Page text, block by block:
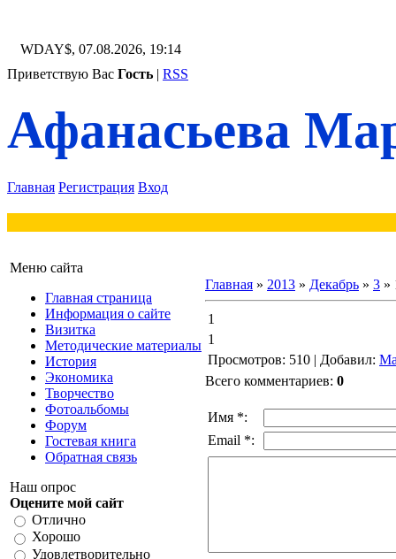
WDAY$, 07.08.2026, 19:14
Приветствую Вас Гость | RSS
Афанасьева
Главная Регистрация Вход
Меню сайта
Главная страница
Информация о сайте
Визитка
Методические материалы
История
Экономика
Творчество
Фотоальбомы
Форум
Гостевая книга
Обратная связь
Наш опрос
Оцените мой сайт
Отлично
Хорошо
Удовлетворительно
Главная » 2013 » Декабрь » 3 »
1
1
Просмотров: 510 | Добавил:
Всего комментариев: 0
Имя *:
Email *: